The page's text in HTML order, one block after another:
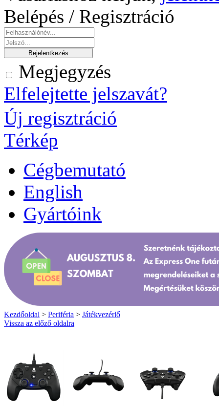
Belépés / Regisztráció
Megjegyzés
Elfelejtette jelszavát?
Új regisztráció
Térkép
Cégbemutató
English
Gyártóink
Kezdőoldal > Periféria > Játékvezérlő
Vissza az előző oldalra